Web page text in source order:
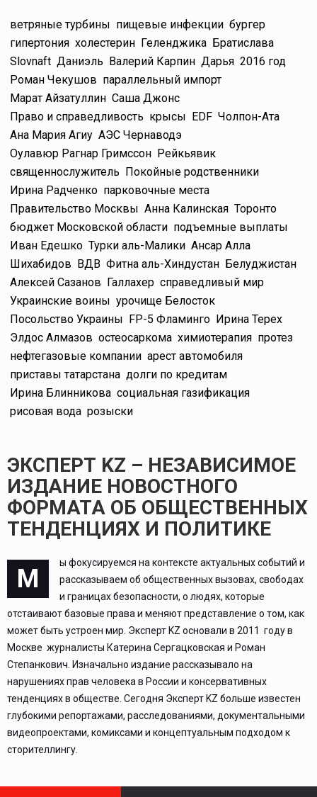
ветряные турбины пищевые инфекции бургер
гипертония холестерин Геленджика Братислава
Slovnaft Даниэль Валерий Карпин Дарья 2016 год
Роман Чекушов параллельный импорт
Марат Айзатуллин Саша Джонс
Право и справедливость крысы EDF Чолпон-Ата
Ана Мария Агиу АЭС Чернаводэ
Оулавюр Рагнар Гримссон Рейкьявик
священнослужитель Покойные родственники
Ирина Радченко парковочные места
Правительство Москвы Анна Калинская Торонто
бюджет Московской области подъемные выплаты
Иван Едешко Турки аль-Малики Ансар Алла
Шихабидов ВДВ Фитна аль-Хиндустан Белуджистан
Алексей Сазанов Галлахер справедливый мир
Украинские воины урочище Белосток
Посольство Украины FP-5 Фламинго Ирина Терех
Элдос Алмазов остеосаркома химиотерапия протез
нефтегазовые компании арест автомобиля
приставы татарстана долги по кредитам
Ирина Блинникова социальная газификация
рисовая вода розыски
ЭКСПЕРТ KZ – НЕЗАВИСИМОЕ
ИЗДАНИЕ НОВОСТНОГО
ФОРМАТА ОБ ОБЩЕСТВЕННЫХ
ТЕНДЕНЦИЯХ И ПОЛИТИКЕ
М
ы фокусируемся на контексте актуальных событий и
рассказываем об общественных вызовах, свободах
и границах безопасности, о людях, которые
отстаивают базовые права и меняют представление о том, как
может быть устроен мир. Эксперт KZ основали в 2011 году в
Москве журналисты Катерина Сергацковская и Роман
Степанкович. Изначально издание рассказывало на
нарушениях прав человека в России и консервативных
тенденциях в обществе. Сегодня Эксперт KZ больше известен
глубокими репортажами, расследованиями, документальными
видеопроектами, комиксами и концептуальным подходом к
сторителлингу.